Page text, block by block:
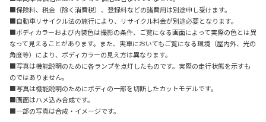
■保険料、税金（除く消費税）、登録料などの諸費用は別途申し受けます。
■自動車リサイクル法の施行により、リサイクル料金が別途必要となります。
■ボディカラーおよび内装色は撮影の条件、ご覧になる画面によって実際の色とは異
なって見えることがあります。また、実車においてもご覧になる環境（屋内外、光の
角度等）により、ボディカラーの見え方は異なります。
■写真は機能説明のために各ランプを点灯したものです。実際の走行状態を示すも
のではありません。
■写真は機能説明のためにボディの一部を切断したカットモデルです。
■画面はハメ込み合成です。
■一部の写真は合成・イメージです。